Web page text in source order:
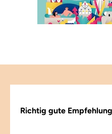
Richtig gute